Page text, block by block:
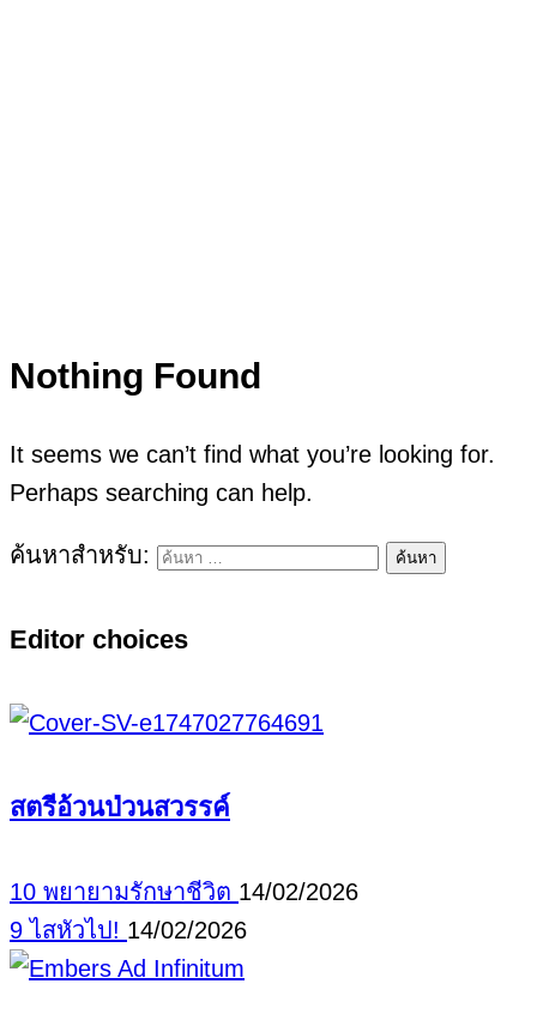
Nothing Found
It seems we can’t find what you’re looking for.
Perhaps searching can help.
ค้นหาสำหรับ:
Editor choices
สตรีอ้วนป่วนสวรรค์
10 พยายามรักษาชีวิต 14/02/2026
9 ไสหัวไป! 14/02/2026